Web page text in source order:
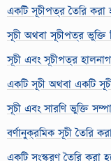
একটি সূচীপত্র তৈরি করা
সূচী অথবা সূচীপত্র ভুক্তি
সূচী এবং সূচীপত্র
একটি সূচী অথবা একটি
সূচী এবং সারণি ভুক্তি
বর্ণানুক্রমিক সূচী তৈরি
একটি সংস্করণ তৈরি করা